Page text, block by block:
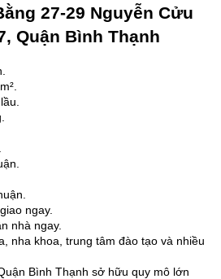
27-29 Nguyễn Cửu
Quận Bình Thạnh
ngay.
nhà ngay.
nha khoa, trung tâm đào tạo và nhiều
Bình Thạnh sở hữu quy mô lớn